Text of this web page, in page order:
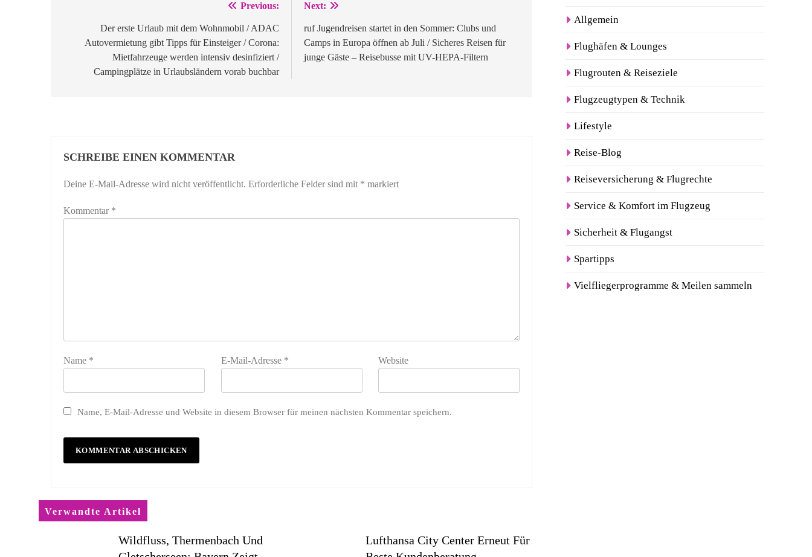
Previous:
Der erste Urlaub mit dem Wohnmobil / ADAC
Autovermietung gibt Tipps für Einsteiger / Corona:
Mietfahrzeuge werden intensiv desinfiziert /
Campingplätze in Urlaubsländern vorab buchbar
Next:
ruf Jugendreisen startet in den Sommer: Clubs und
Camps in Europa öffnen ab Juli / Sicheres Reisen für
junge Gäste – Reisebusse mit UV-HEPA-Filtern
SCHREIBE EINEN KOMMENTAR
Deine E-Mail-Adresse wird nicht veröffentlicht. Erforderliche Felder sind mit * markiert
Kommentar *
Name * E-Mail-Adresse * Website
Name, E-Mail-Adresse und Website in diesem Browser für meinen nächsten Kommentar speichern.
Verwandte Artikel
Wildfluss, Thermenbach Und
Lufthansa City Center Erneut Für
Allgemein
Flughäfen & Lounges
Flugrouten & Reiseziele
Flugzeugtypen & Technik
Lifestyle
Reise-Blog
Reiseversicherung & Flugrechte
Service & Komfort im Flugzeug
Sicherheit & Flugangst
Spartipps
Vielfliegerprogramme & Meilen sammeln